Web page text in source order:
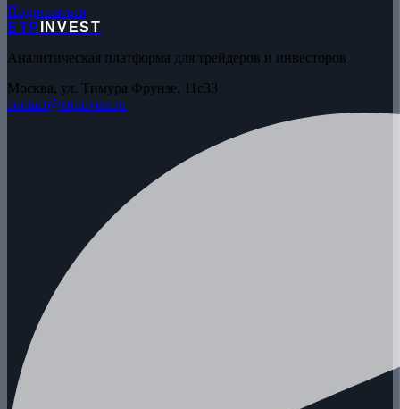
Подписаться
ETP
INVEST
Аналитическая платформа для трейдеров и инвесторов
Москва, ул. Тимура Фрунзе, 11с33
contact@etpinvest.ru